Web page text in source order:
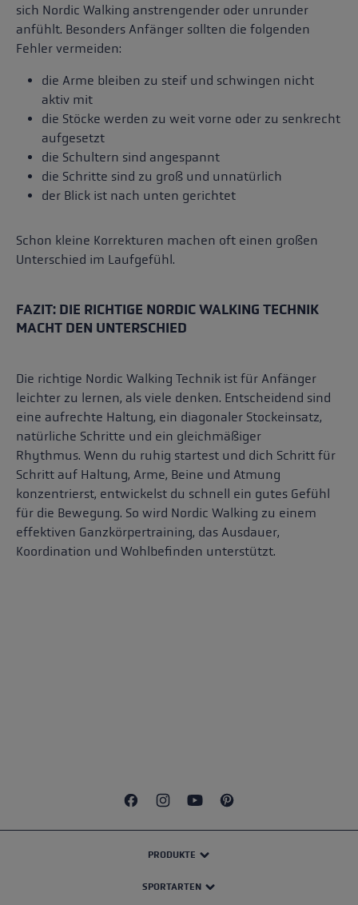
sich Nordic Walking anstrengender oder unrunder
anfühlt. Besonders Anfänger sollten die folgenden
Fehler vermeiden:
die Arme bleiben zu steif und schwingen nicht
aktiv mit
die Stöcke werden zu weit vorne oder zu senkrecht
aufgesetzt
die Schultern sind angespannt
die Schritte sind zu groß und unnatürlich
der Blick ist nach unten gerichtet
Schon kleine Korrekturen machen oft einen großen
Unterschied im Laufgefühl.
FAZIT: DIE RICHTIGE NORDIC WALKING TECHNIK
MACHT DEN UNTERSCHIED
Die richtige Nordic Walking Technik ist für Anfänger
leichter zu lernen, als viele denken. Entscheidend sind
eine aufrechte Haltung, ein diagonaler Stockeinsatz,
natürliche Schritte und ein gleichmäßiger
Rhythmus. Wenn du ruhig startest und dich Schritt für
Schritt auf Haltung, Arme, Beine und Atmung
konzentrierst, entwickelst du schnell ein gutes Gefühl
für die Bewegung. So wird Nordic Walking zu einem
effektiven Ganzkörpertraining, das Ausdauer,
Koordination und Wohlbefinden unterstützt.
PRODUKTE
SPORTARTEN